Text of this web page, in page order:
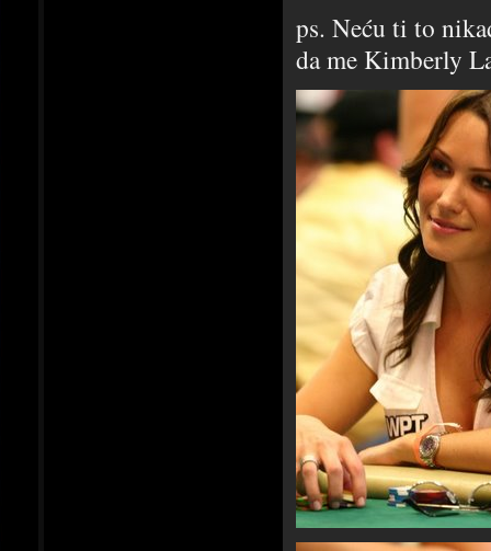
ps. Neću ti to
da me Kimberly